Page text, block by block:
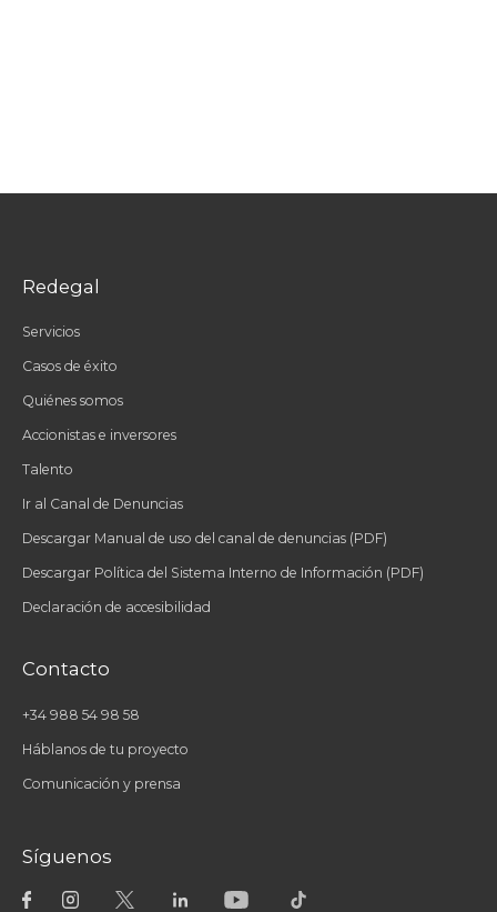
Redegal
Servicios
Casos de éxito
Quiénes somos
Accionistas e inversores
Talento
Ir al Canal de Denuncias
Descargar Manual de uso del canal de denuncias (PDF)
Descargar Política del Sistema Interno de Información (PDF)
Declaración de accesibilidad
Contacto
+34 988 54 98 58
Háblanos de tu proyecto
Comunicación y prensa
Síguenos